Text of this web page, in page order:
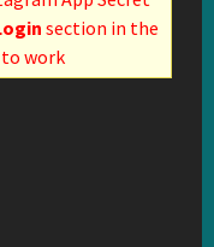
section in the
work